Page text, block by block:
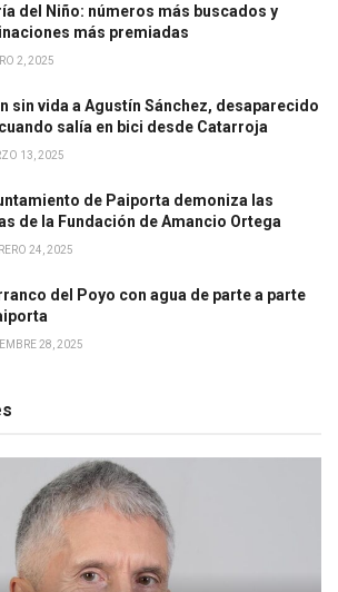
del Niño: números más buscados y
más premiadas
2, 2025
sin vida a Agustín Sánchez, desaparecido
salía en bici desde Catarroja
13, 2025
de Paiporta demoniza las
de la Fundación de Amancio Ortega
24, 2025
del Poyo con agua de parte a parte
28, 2025